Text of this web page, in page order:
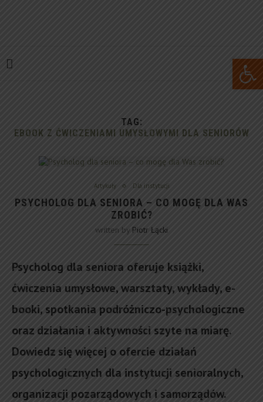
TAG:
EBOOK Z ĆWICZENIAMI UMYSŁOWYMI DLA SENIORÓW
Artykuły Dla instytucji
PSYCHOLOG DLA SENIORA – CO MOGĘ DLA WAS
ZROBIĆ?
written by Piotr Łącki
Psycholog dla seniora oferuje książki,
ćwiczenia umysłowe, warsztaty, wykłady, e-
booki, spotkania podróżniczo-psychologiczne
oraz działania i aktywności szyte na miarę.
Dowiedz się więcej o ofercie działań
psychologicznych dla instytucji senioralnych,
organizacji pozarządowych i samorządów.